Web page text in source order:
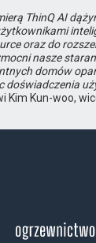
ThinQ AI
oraz do
nasze
domów
doświadczenia
Kim Kun-woo,